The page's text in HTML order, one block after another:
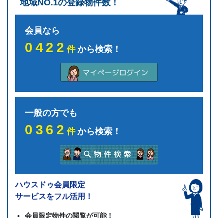
地域NO.1の登録物件数！
会員なら
0422件から検索！
一般の方でも
0362件から検索！
ハウスドゥ会員限定
サービスをフル活用！
会員限定物件の閲覧が可能！